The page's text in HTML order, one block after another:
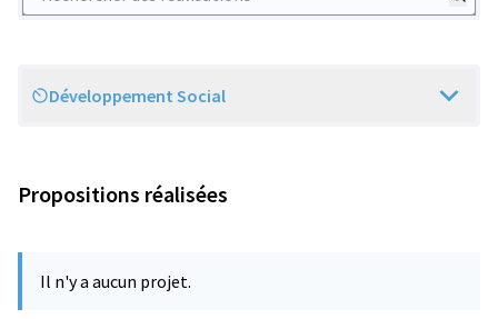
Scope
Développement Social
Propositions réalisées
Il n'y a aucun projet.